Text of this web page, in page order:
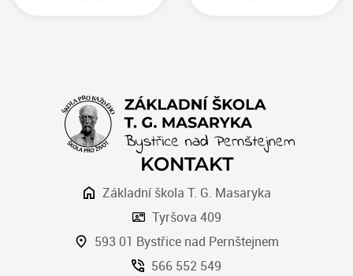
KONTAKT
Základní škola T. G. Masaryka
Tyršova 409
593 01 Bystřice nad Pernštejnem
566 552 549